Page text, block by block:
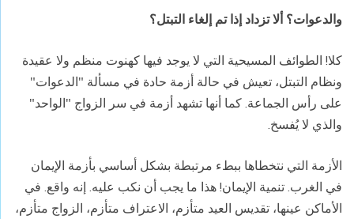
والدعوات؟ ألا تزداد إذا تم إلغاء التبتل؟
كلا! الطوائف المسيحية التي لا يوجد فيها كهنوت منظم ولا عقيدة
ونظام التبتل، تعيش في حالة أزمة حادة في مسألة "الدعوات"
على رأس الجماعة. كما أنها تشهد أزمة في سر الزواج "الواحد"
والذي لا يُفسخ.
الأزمة التي نتخطاها ببطء مرتبطة بشكل أساسي بأزمة الإيمان
في الغرب. تنمية الإيمان! هذا ما يجب أن نكب عليه. إنه واقع. في
الأماكن عينها، تقديس العيد متأزم، الاعتراف متأزم، الزواج متأزم،